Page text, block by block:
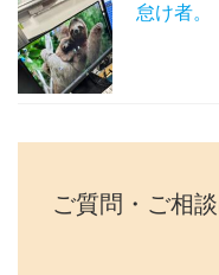
怠け者。
ご質問・ご相